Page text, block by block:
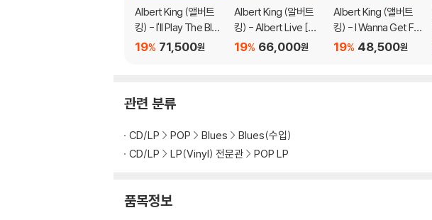
Albert King (앨버트
킹) - I'll Play The Blue
s For You [LP]
71,500원
19%
Albert King (알버트
킹) - Albert Live [블
랙 & 화이트 컬러 2LP]
66,000원
19%
Albert King (앨버트
킹) - I Wanna Get Fu
nky [LP]48,500원
19%
관련 분류
CD/LP POP Blues
Blues(수입)
CD/LP
LP(Vinyl) 전문관 POP LP
품목정보